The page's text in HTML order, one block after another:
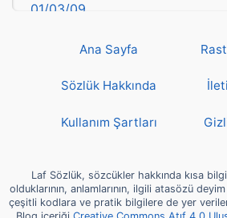
Burdur
Çankırı
Çorum
deyim
Diyarbakır
01/03/09
22/03/09
19/04/09
26/04/09
Ana Sayfa
Sözlük Hakkında
Kullanım Şartları
Laf Sözlük, sözcükler hakkında kısa
olduklarının, anlamlarının, ilgili atasözü
çeşitli kodlara ve pratik bilgilere de yer